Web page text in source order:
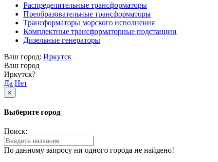
Распределительные трансформаторы
Преобразовательные трансформаторы
Трансформаторы морского исполнения
Комплектные трансформаторные подстанции
Дизельные генераторы
Ваш город: Иркутск
Ваш город
Иркутск?
Да Нет
×
Выберите город
Поиск:
По данному запросу ни одного города не найдено!